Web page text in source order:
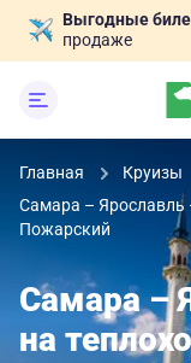
Выгодные
продаже
Главная Круизы
Самара – Ярославль
Пожарский
Самара –
на